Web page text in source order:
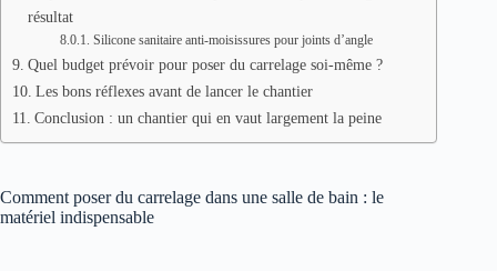
résultat
Silicone sanitaire anti-moisissures pour joints d’angle
Quel budget prévoir pour poser du carrelage soi-même ?
Les bons réflexes avant de lancer le chantier
Conclusion : un chantier qui en vaut largement la peine
Comment poser du carrelage dans une salle de bain : le
matériel indispensable